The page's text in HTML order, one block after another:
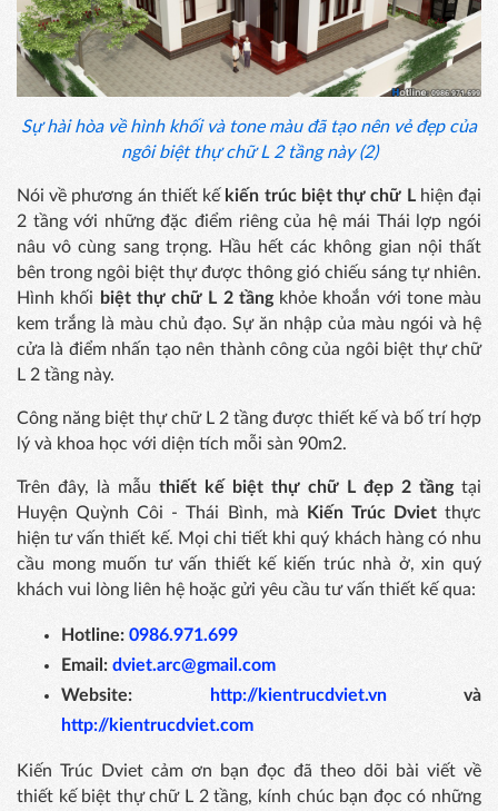
Sự hài hòa về hình khối và tone màu đã tạo nên vẻ đẹp của
ngôi biệt thự chữ L 2 tầng này (2)
Nói về phương án thiết kế kiến trúc biệt thự chữ Lhiện đại
2 tầng với những đặc điểm riêng của hệ mái Thái lợp ngói
nâu vô cùng sang trọng. Hầu hết các không gian nội thất
bên trong ngôi biệt thự được thông gió chiếu sáng tự nhiên.
Hình khối biệt thự chữ L 2 tầngkhỏe khoắn với tone màu
kem trắng là màu chủ đạo. Sự ăn nhập của màu ngói và hệ
cửa là điểm nhấn tạo nên thành công của ngôi biệt thự chữ
L 2 tầng này.
Công năng biệt thự chữ L 2 tầng được thiết kế và bố trí hợp
lý và khoa học với diện tích mỗi sàn 90m2.
Trên đây, là mẫu thiết kế biệt thự chữ L đẹp 2 tầng tại
Huyện Quỳnh Côi - Thái Bình, mà Kiến Trúc Dvietthực
hiện tư vấn thiết kế. Mọi chi tiết khi quý khách hàng có nhu
cầu mong muốn tư vấn thiết kế kiến trúc nhà ở, xin quý
khách vui lòng liên hệ hoặc gửi yêu cầu tư vấn thiết kế qua:
Hotline: 0986.971.699
Email: dviet.arc@gmail.com
Website: http://kientrucdviet.vnvà
http://kientrucdviet.com
Kiến Trúc Dviet cảm ơn bạn đọc đã theo dõi bài viết về
thiết kế biệt thự chữ L 2 tầng, kính chúc bạn đọc có những